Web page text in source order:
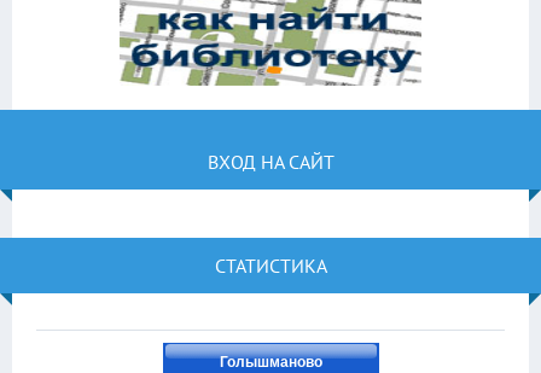
ВХОД НА САЙТ
СТАТИСТИКА
Голышманово